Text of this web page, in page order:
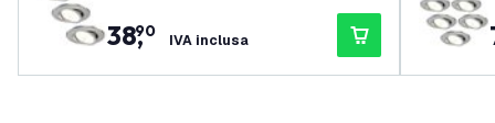
Inox - IP65 - 7W - CCT - ø90mm - 5
anni di garanzia - Adatto per il bag
38,
90 IVA inclusa